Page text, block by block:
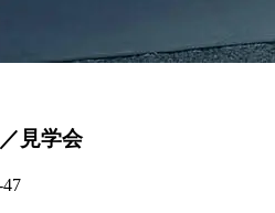
見学会